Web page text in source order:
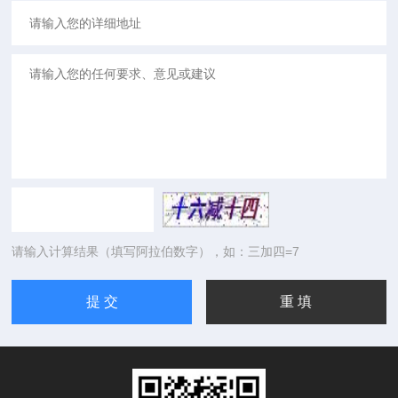
请输入计算结果（填写阿拉伯数字），如：三加四=7